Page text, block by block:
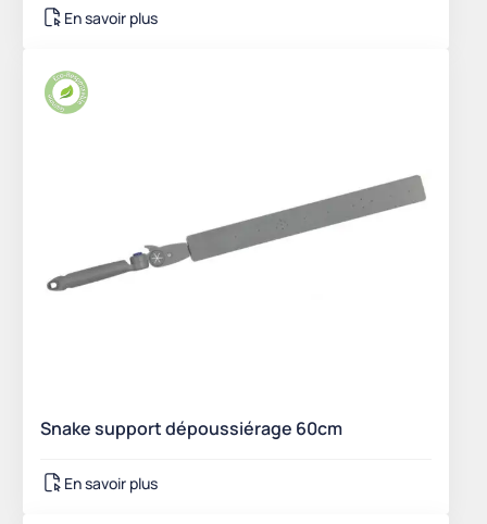
En savoir plus
Snake support dépoussiérage 60cm
En savoir plus